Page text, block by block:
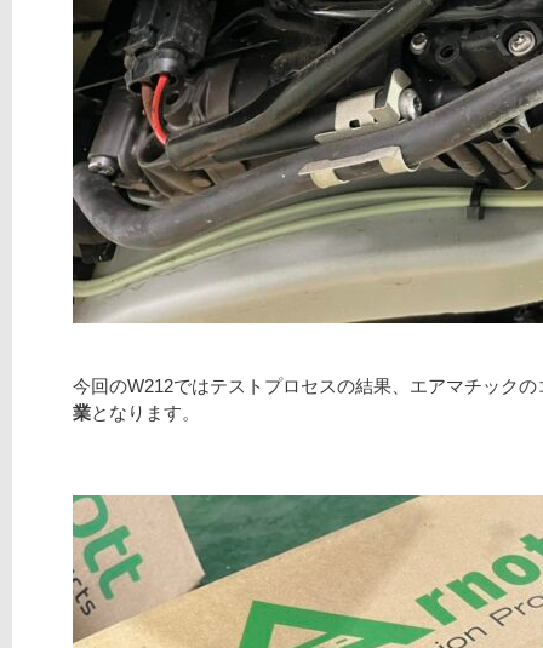
今回のW212ではテストプロセスの結果、エアマチック
業となります。